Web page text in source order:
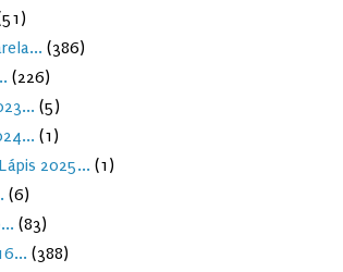
(386)
(226)
(5)
(1)
2025... (1)
(6)
(83)
(388)